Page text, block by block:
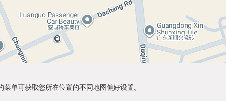
单可获取您所在位置的不同地图偏好设置。